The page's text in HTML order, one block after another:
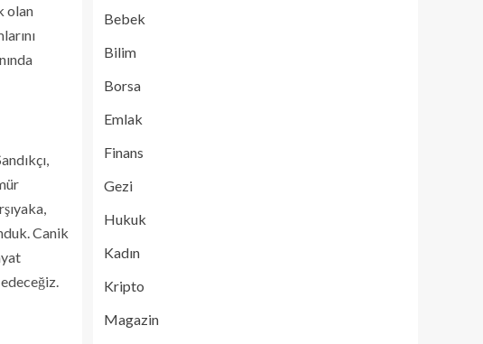
olan
Canik
Bebek
Bilim
Borsa
Emlak
Finans
Gezi
Hukuk
Kadın
Kripto
Magazin